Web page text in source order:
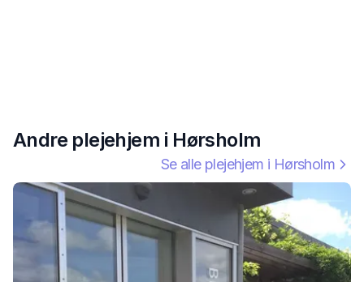
Andre plejehjem i Hørsholm
Se alle plejehjem i Hørsholm